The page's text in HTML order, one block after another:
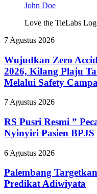
John Doe
Love the TieLabs
Wujudkan
Accident
Selama
Pit
Stop
II
Kilang
Plaju
Tanamkan
Budaya
HSSE
Melalui
Safety
Campaign
7 Agustus 2026
Wujudkan Zero
2026, Kilang Plaju
Melalui Safety
RS
Resmi
”
Pecat
Dokter
yang
Nyinyiri
7 Agustus 2026
RS Pusri Resmi ”
Nyinyiri Pasien BPJS
Palembang
Lebih
Banyak
Sekolah
6 Agustus 2026
Palembang
Predikat Adiwiyata